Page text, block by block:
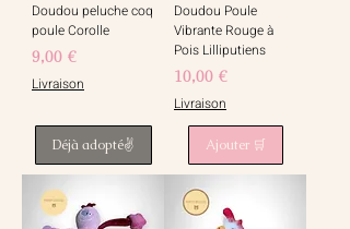
Doudou peluche coq
poule Corolle
Prix
9,00 €
Livraison
Déjà adopté✌️
Doudou Poule
Vibrante Rouge à
Pois Lilliputiens
Prix
10,00 €
Livraison
Ajouter 🛒